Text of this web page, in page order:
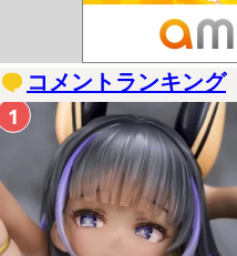
コメントランキング
1